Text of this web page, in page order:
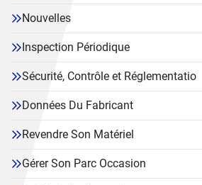
Nouvelles
Inspection Périodique
Sécurité, Contrôle et Réglementatio
Données Du Fabricant
Revendre Son Matériel
Gérer Son Parc Occasion